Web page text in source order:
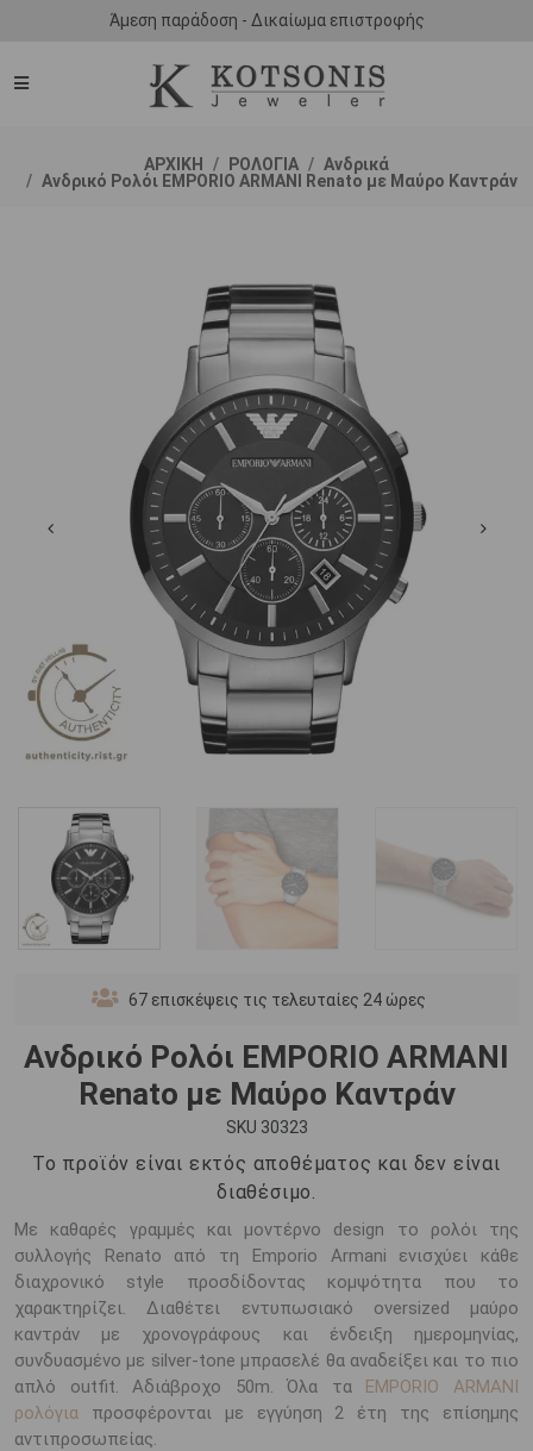
Άμεση παράδοση - Δικαίωμα επιστροφής
ΑΡΧΙΚΗ ΡΟΛΟΓΙΑ
Ανδρικά
Ανδρικό Ρολόι EMPORIO ARΜΑΝΙ Renato με Μαύρο Καντράν
67 επισκέψεις τις τελευταίες 24 ώρες
Ανδρικό Ρολόι EMPORIO ARΜΑΝΙ
Renato με Μαύρο Καντράν
SKU 30323
Το προϊόν είναι εκτός αποθέματος και δεν είναι
διαθέσιμο.
Με καθαρές γραμμές και μοντέρνο design το ρολόι της
συλλογής Renato από τη Emporio Armani ενισχύει κάθε
διαχρονικό style προσδίδοντας κομψότητα που το
χαρακτηρίζει. Διαθέτει εντυπωσιακό oversized μαύρο
καντράν με χρονογράφους και ένδειξη ημερομηνίας,
συνδυασμένο με silver-tone μπρασελέ θα αναδείξει και το πιο
απλό outfit. Αδιάβροχο 50m. Όλα τα EMPORIO ARMANI
ρολόγια προσφέρονται με εγγύηση 2 έτη της επίσημης
αντιπροσωπείας.